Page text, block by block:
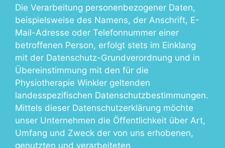
Die Verarbeitung personenbezogener Daten,
beispielsweise des Namens, der Anschrift, E-
Mail-Adresse oder Telefonnummer einer
betroffenen Person, erfolgt stets im Einklang
mit der Datenschutz-Grundverordnung und in
Übereinstimmung mit den für die
Physiotherapie Winkler geltenden
landesspezifischen Datenschutzbestimmungen.
Mittels dieser Datenschutzerklärung möchte
unser Unternehmen die Öffentlichkeit über Art,
Umfang und Zweck der von uns erhobenen,
genutzten und verarbeiteten